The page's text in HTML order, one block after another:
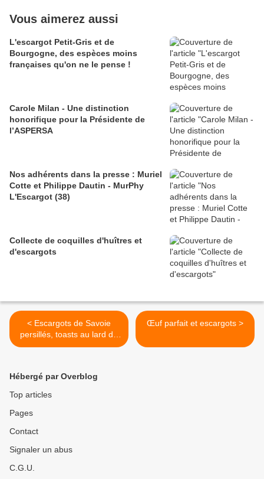
Vous aimerez aussi
L'escargot Petit-Gris et de
Bourgogne, des espèces moins
françaises qu'on ne le pense !
Carole Milan - Une distinction
honorifique pour la Présidente de
l’ASPERSA
Nos adhérents dans la presse : Muriel
Cotte et Philippe Dautin - MurPhy
L'Escargot (38)
Collecte de coquilles d'huîtres et
d'escargots
< Escargots de Savoie
persillés, toasts au lard de
Colonnata
Œuf parfait et escargots >
Hébergé par Overblog
Top articles
Pages
Contact
Signaler un abus
C.G.U.